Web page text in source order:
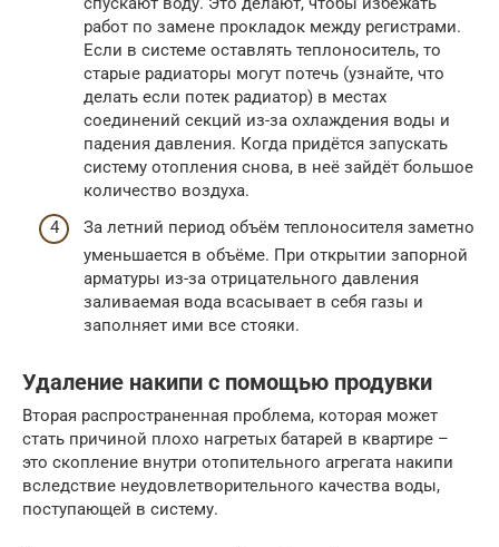
работ по замене прокладок между регистрами.
Если в системе оставлять теплоноситель, то
старые радиаторы могут потечь (узнайте, что
делать если потек радиатор) в местах
соединений секций из-за охлаждения воды и
падения давления. Когда придётся запускать
систему отопления снова, в неё зайдёт большое
количество воздуха.
За летний период объём теплоносителя заметно
уменьшается в объёме. При открытии запорной
арматуры из-за отрицательного давления
заливаемая вода всасывает в себя газы и
заполняет ими все стояки.
Удаление накипи с помощью продувки
Вторая распространенная проблема, которая может
стать причиной плохо нагретых батарей в квартире –
это скопление внутри отопительного агрегата накипи
вследствие неудовлетворительного качества воды,
поступающей в систему.